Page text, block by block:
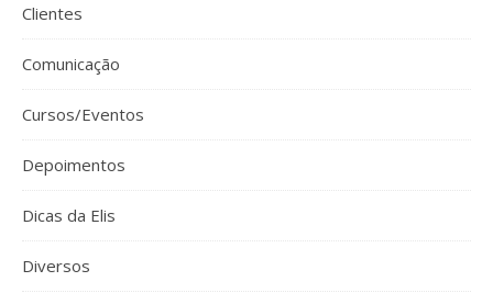
Clientes
Comunicação
Cursos/Eventos
Depoimentos
Dicas da Elis
Diversos